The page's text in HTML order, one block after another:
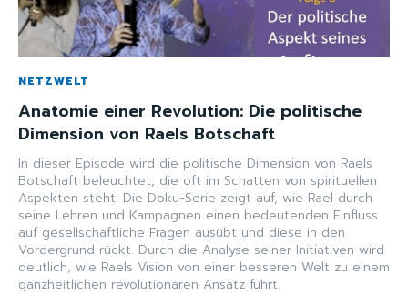
NETZWELT
Anatomie einer Revolution: Die politische
Dimension von Raels Botschaft
In dieser Episode wird die politische Dimension von Raels
Botschaft beleuchtet, die oft im Schatten von spirituellen
Aspekten steht. Die Doku-Serie zeigt auf, wie Rael durch
seine Lehren und Kampagnen einen bedeutenden Einfluss
auf gesellschaftliche Fragen ausübt und diese in den
Vordergrund rückt. Durch die Analyse seiner Initiativen wird
deutlich, wie Raels Vision von einer besseren Welt zu einem
ganzheitlichen revolutionären Ansatz führt.